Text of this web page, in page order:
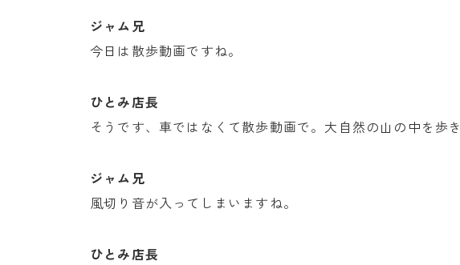
ジャム兄
今日は散歩動画ですね。
ひとみ店長
そうです、車ではなくて散歩動画で。大自然の山の中を歩
ジャム兄
風切り音が入ってしまいますね。
ひとみ店長